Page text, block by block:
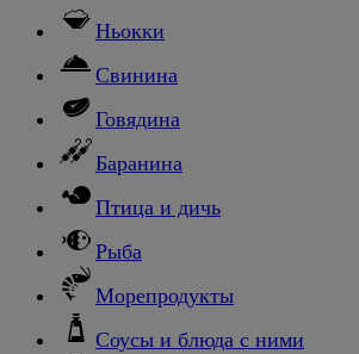
Ньокки
Свинина
Говядина
Баранина
Птица и дичь
Рыба
Морепродукты
Соусы и блюда с ними